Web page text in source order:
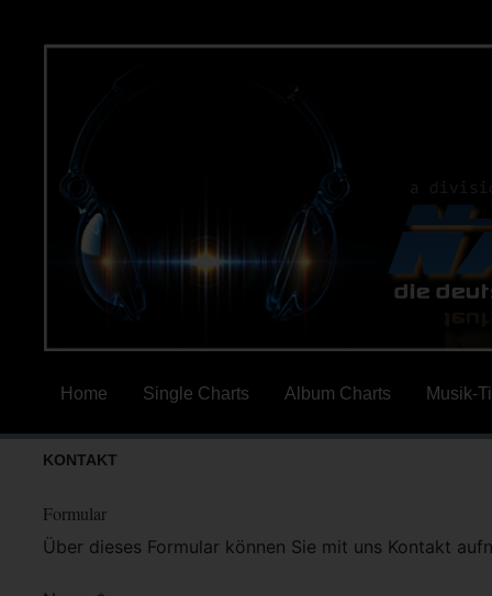
Home Single Charts Album Charts Musik-
KONTAKT
Formular
Über dieses Formular können Sie mit uns Kontakt